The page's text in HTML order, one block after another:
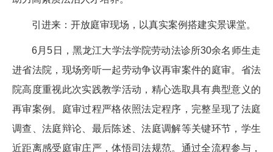
引进来：开放庭审现场，以真实案例搭建实景课堂。
6月5日，黑龙江大学法学院劳动法诊所30余名师生走
进省法院，现场旁听一起劳动争议再审案件的庭审。省法
院高度重视此次实践教学活动，精心选取具有典型意义的
再审案例。庭审过程严格依照法定程序，完整呈现了法庭
调查、法庭辩论、最后陈述、法庭调解等关键环节，学生
近距离感受庭审庄严，体悟司法规范。通过全流程参与，